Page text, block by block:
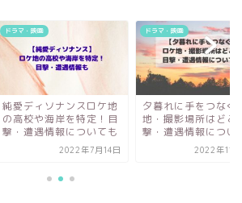
ドラマ・映画
純愛ディソナンスロケ地
の高校や海岸を特定！目
撃・遭遇情報についても
2022年7月14日
ドラマ・映画
夕暮れに手をつなぐ
地・撮影場所はどこ
撃・遭遇情報につい
2022年11